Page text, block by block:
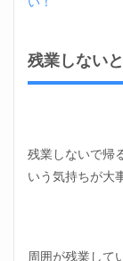
残業しない
残業しないで帰
いう気持ちが大
周囲が残業して